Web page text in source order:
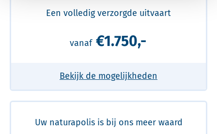
Een volledig verzorgde uitvaart
vanaf €1.750,-
Bekijk de mogelijkheden
Uw naturapolis is bij ons meer waard